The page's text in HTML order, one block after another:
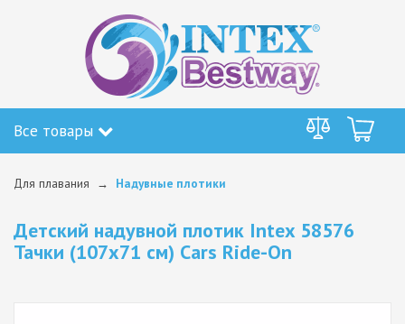
Все товары
Для плавания Надувные плотики
Детский надувной плотик Intex 58576
Тачки (107х71 см) Cars Ride-On